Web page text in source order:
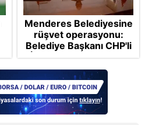
Menderes Belediyesine
rüşvet operasyonu:
Belediye Başkanı CHP'li
İlkay Çiçek tutuklandı